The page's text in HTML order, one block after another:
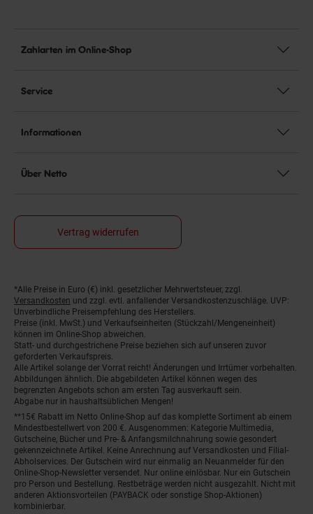
Zahlarten im Online-Shop
Service
Informationen
Über Netto
Vertrag widerrufen
Fußnoten
*Alle Preise in Euro (€) inkl. gesetzlicher Mehrwertsteuer, zzgl.
Versandkosten und zzgl. evtl. anfallender Versandkostenzuschläge. UVP:
Unverbindliche Preisempfehlung des Herstellers.
Preise (inkl. MwSt.) und Verkaufseinheiten (Stückzahl/Mengeneinheit)
können im Online-Shop abweichen.
Statt- und durchgestrichene Preise beziehen sich auf unseren zuvor
geforderten Verkaufspreis.
Alle Artikel solange der Vorrat reicht! Änderungen und Irrtümer vorbehalten.
Abbildungen ähnlich. Die abgebildeten Artikel können wegen des
begrenzten Angebots schon am ersten Tag ausverkauft sein.
Abgabe nur in haushaltsüblichen Mengen!
**15€ Rabatt im Netto Online-Shop auf das komplette Sortiment ab einem
Mindestbestellwert von 200 €. Ausgenommen: Kategorie Multimedia,
Gutscheine, Bücher und Pre- & Anfangsmilchnahrung sowie gesondert
gekennzeichnete Artikel. Keine Anrechnung auf Versandkosten und Filial-
Abholservices. Der Gutschein wird nur einmalig an Neuanmelder für den
Online-Shop-Newsletter versendet. Nur online einlösbar. Nur ein Gutschein
pro Person und Bestellung. Restbeträge werden nicht ausgezahlt. Nicht mit
anderen Aktionsvorteilen (PAYBACK oder sonstige Shop-Aktionen)
kombinierbar.